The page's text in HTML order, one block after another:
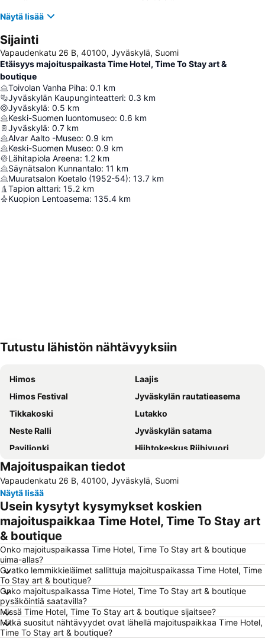
Näytä lisää
Sijainti
Vapaudenkatu 26 B, 40100, Jyväskylä, Suomi
Etäisyys majoituspaikasta Time Hotel, Time To Stay art &
boutique
Toivolan Vanha Piha: 0.1 km
Jyväskylän Kaupunginteatteri: 0.3 km
Jyväskylä: 0.5 km
Keski-Suomen luontomuseo: 0.6 km
Jyväskylä: 0.7 km
Alvar Aalto -Museo: 0.9 km
Keski-Suomen Museo: 0.9 km
Lähitapiola Areena: 1.2 km
Säynätsalon Kunnantalo: 11 km
Muuratsalon Koetalo (1952-54): 13.7 km
Tapion alttari: 15.2 km
Kuopion Lentoasema: 135.4 km
Tutustu lähistön nähtävyyksiin
Himos
Laajis
Himos Festival
Jyväskylän rautatieasema
Tikkakoski
Lutakko
Neste Ralli
Jyväskylän satama
Paviljonki
Hiihtokeskus Riihivuori
Jyväskylän lentoasema
Alvar Aalto -museo
ELECTRICAL INDUSTRY, TELECOMMUNICATIONS, LIGHT AND AV
WOOD AND BIOENERGY
Jyväskylä Bus Station
Majoituspaikan tiedot
Vapaudenkatu 26 B, 40100, Jyväskylä, Suomi
Näytä lisää
Usein kysytyt kysymykset koskien
majoituspaikkaa Time Hotel, Time To Stay art
& boutique
Onko majoituspaikassa Time Hotel, Time To Stay art & boutique
uima-allas?
Ovatko lemmikkieläimet sallittuja majoituspaikassa Time Hotel, Time
To Stay art & boutique?
Onko majoituspaikassa Time Hotel, Time To Stay art & boutique
pysäköintiä saatavilla?
Missä Time Hotel, Time To Stay art & boutique sijaitsee?
Mitkä suositut nähtävyydet ovat lähellä majoituspaikkaa Time Hotel,
Time To Stay art & boutique?